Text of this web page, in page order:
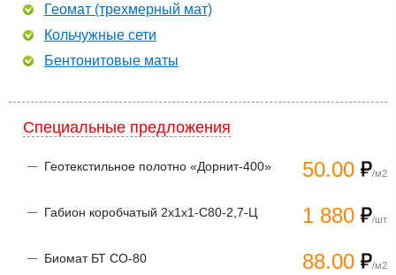
Геомат (трехмерный мат)
Кольчужные сети
Бентонитовые маты
Специальные предложения
50.00 /м2
Геотекстильное полотно «Дорнит-400»
1 880 /шт
Габион коробчатый 2х1х1-С80-2,7-Ц
88.00 /м2
Биомат БТ СО-80